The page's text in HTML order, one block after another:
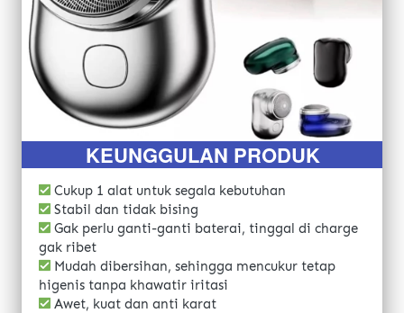
KEUNGGULAN PRODUK
Cukup 1 alat untuk segala kebutuhan
Stabil dan tidak bising
Gak perlu ganti-ganti baterai, tinggal di charge
gak ribet
Mudah dibersihan, sehingga mencukur tetap
higenis tanpa khawatir iritasi
Awet, kuat dan anti karat